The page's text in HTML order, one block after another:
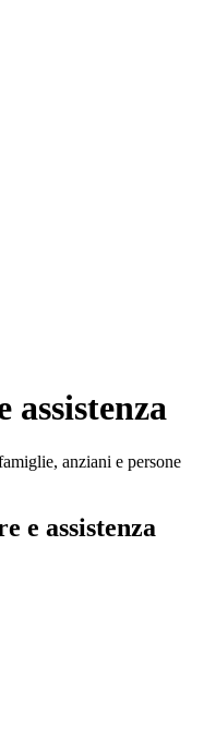
assistenza
anziani e persone
e assistenza